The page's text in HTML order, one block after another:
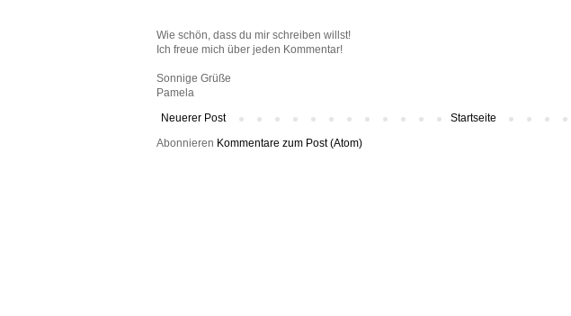
Wie schön, dass du mir schreiben willst!
Ich freue mich über jeden Kommentar!
Sonnige Grüße
Pamela
Neuerer Post
Startseite
Abonnieren Kommentare zum Post (Atom)